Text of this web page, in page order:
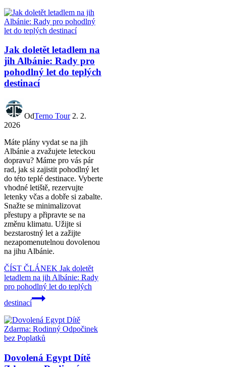
Jak doletět letadlem na
jih Albánie: Rady pro
pohodlný let do teplých
destinací
OdTerno Tour 2. 2.
2026
Máte plány vydat se na jih
Albánie a zvažujete leteckou
dopravu? Máme pro vás pár
rad, jak si zajistit pohodlný let
do této teplé destinace. Vyberte
vhodné letiště, rezervujte
letenky včas a dobře si zabalte.
Snažte se minimalizovat
přestupy a připravte se na
změnu klimatu. Užijte si
bezstarostný let a zažijte
nezapomenutelnou dovolenou
na jihu Albánie.
ČÍST ČLÁNEK Jak doletět
letadlem na jih Albánie: Rady
pro pohodlný let do teplých
destinací
Dovolená Egypt Dítě